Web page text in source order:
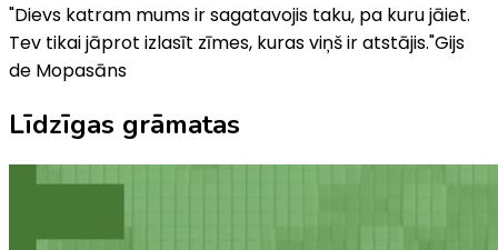
"Dievs katram mums ir sagatavojis taku, pa kuru jāiet.
Tev tikai jāprot izlasīt zīmes, kuras viņš ir atstājis."Gijs
de Mopasāns
Līdzīgas grāmatas